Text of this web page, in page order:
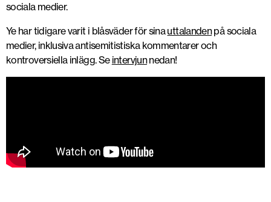
sociala medier.
Ye har tidigare varit i blåsväder för sinauttalandenpå sociala
medier, inklusiva antisemitistiska kommentarer och
kontroversiella inlägg. Se intervjunnedan!